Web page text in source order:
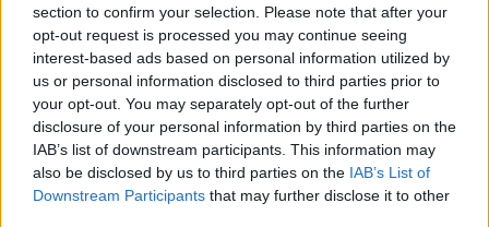
section to confirm your selection. Please note that after your
opt-out request is processed you may continue seeing
interest-based ads based on personal information utilized by
us or personal information disclosed to third parties prior to
your opt-out. You may separately opt-out of the further
disclosure of your personal information by third parties on the
IAB’s list of downstream participants. This information may
also be disclosed by us to third parties on the IAB’s List of
Downstream Participants that may further disclose it to other
Το Ελληνικό Μεσογειακό Πανεπιστήμιο εκδίδει ηλεκτρονικά
τα Πρακτικά του Διεπιστημονικού Συνεδρίου «Ρένα
Κυριακού»
7 Αυγούστου, 2026
ΔΕΕΠ (ΝΟΔΕ) Ηρακλείου: Με έργα η κυβέρνηση Μητσοτάκη